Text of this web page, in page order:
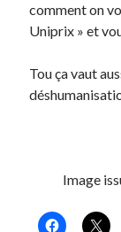
On parle de
Bon plan du
Coup de coeur
Lectures
comment on
Uniprix » et
Tou ça vaut
Image